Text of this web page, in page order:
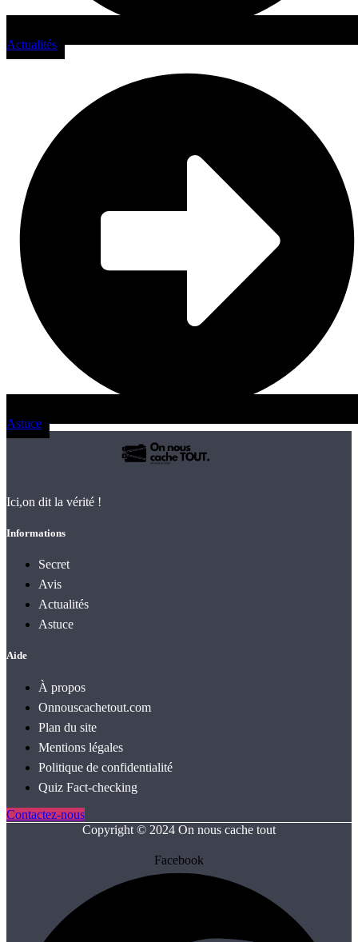
Actualités
Astuce
Ici,on dit la vérité !
Informations
Secret
Avis
Actualités
Astuce
Aide
À propos
Onnouscachetout.com
Plan du site
Mentions légales
Politique de confidentialité
Quiz Fact‑checking
Contactez-nous
Copyright © 2024 On nous cache tout
Facebook